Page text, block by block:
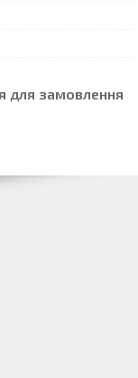
для замовлення